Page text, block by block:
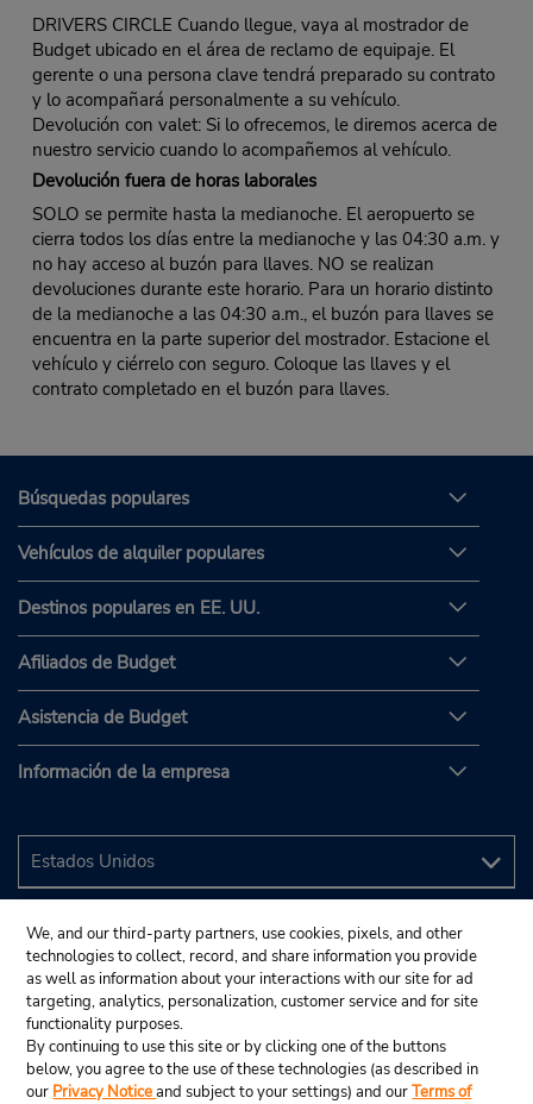
DRIVERS CIRCLE Cuando llegue, vaya al mostrador de
Budget ubicado en el área de reclamo de equipaje. El
gerente o una persona clave tendrá preparado su contrato
y lo acompañará personalmente a su vehículo.
Devolución con valet: Si lo ofrecemos, le diremos acerca de
nuestro servicio cuando lo acompañemos al vehículo.
Devolución fuera de horas laborales
SOLO se permite hasta la medianoche. El aeropuerto se
cierra todos los días entre la medianoche y las 04:30 a.m. y
no hay acceso al buzón para llaves. NO se realizan
devoluciones durante este horario. Para un horario distinto
de la medianoche a las 04:30 a.m., el buzón para llaves se
encuentra en la parte superior del mostrador. Estacione el
vehículo y ciérrelo con seguro. Coloque las llaves y el
contrato completado en el buzón para llaves.
Búsquedas populares
Vehículos de alquiler populares
Destinos populares en EE. UU.
Afiliados de Budget
Asistencia de Budget
Información de la empresa
We, and our third-party partners, use cookies, pixels, and other
technologies to collect, record, and share information you provide
as well as information about your interactions with our site for ad
targeting, analytics, personalization, customer service and for site
functionality purposes.
By continuing to use this site or by clicking one of the buttons
below, you agree to the use of these technologies (as described in
our Privacy Noticeand subject to your settings) and ourTerms of